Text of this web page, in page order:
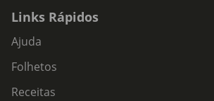
Links Rápidos
Ajuda
Folhetos
Receitas